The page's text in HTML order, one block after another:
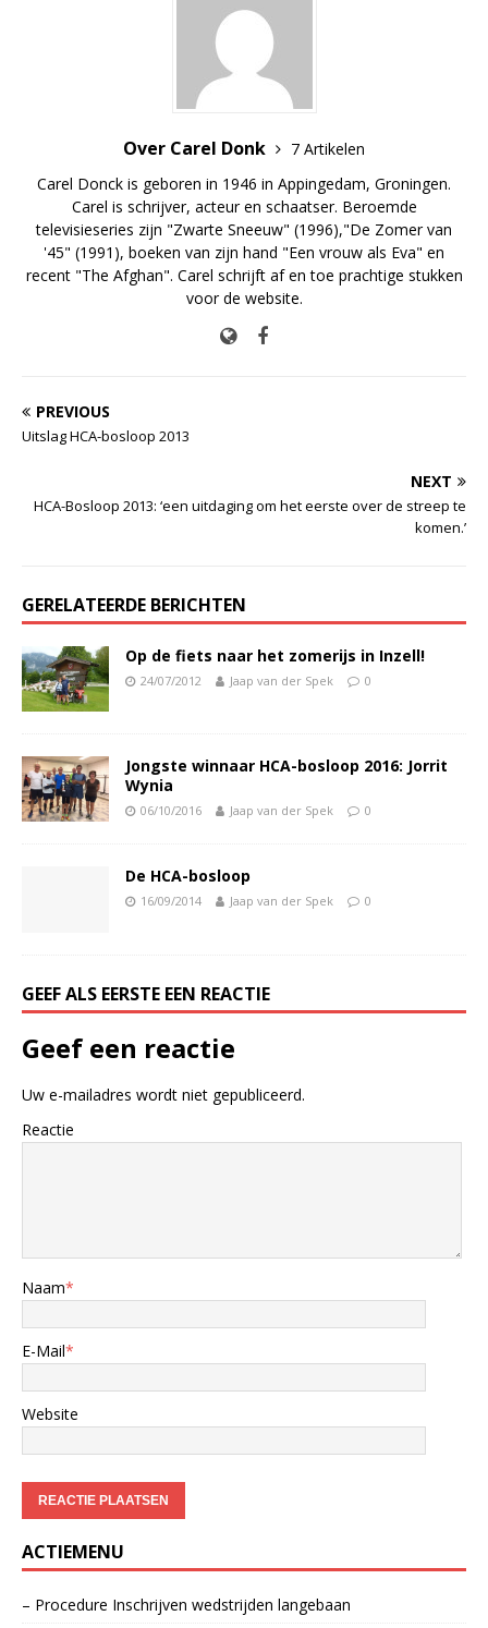
Over Carel Donk
7 Artikelen
Carel Donck is geboren in 1946 in Appingedam, Groningen.
Carel is schrijver, acteur en schaatser. Beroemde
televisieseries zijn "Zwarte Sneeuw" (1996),"De Zomer van
'45" (1991), boeken van zijn hand "Een vrouw als Eva" en
recent "The Afghan". Carel schrijft af en toe prachtige stukken
voor de website.
PREVIOUS
Uitslag HCA-bosloop 2013
NEXT
HCA-Bosloop 2013: ‘een uitdaging om het eerste over de streep te
komen.’
GERELATEERDE BERICHTEN
Op de fiets naar het zomerijs in Inzell!
24/07/2012 Jaap van der Spek 0
Jongste winnaar HCA-bosloop 2016: Jorrit
Wynia
06/10/2016 Jaap van der Spek 0
De HCA-bosloop
16/09/2014 Jaap van der Spek 0
GEEF ALS EERSTE EEN REACTIE
Geef een reactie
Uw e-mailadres wordt niet gepubliceerd.
Reactie
Naam*
E-Mail*
Website
ACTIEMENU
– Procedure Inschrijven wedstrijden langebaan